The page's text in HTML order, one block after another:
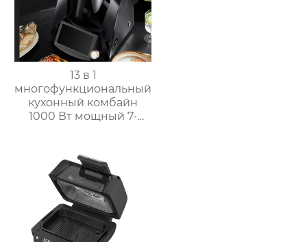
13 в 1
многофункциональный
кухонный комбайн
1000 Вт мощный 7-
многофункциональный
кухонный комбайн